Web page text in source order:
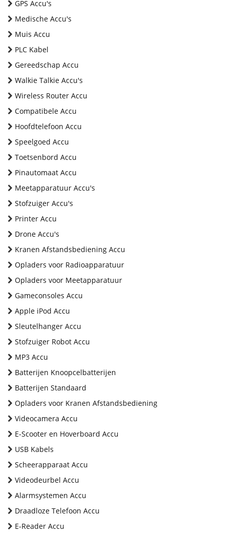
GPS Accu's
Medische Accu's
Muis Accu
PLC Kabel
Gereedschap Accu
Walkie Talkie Accu's
Wireless Router Accu
Compatibele Accu
Hoofdtelefoon Accu
Speelgoed Accu
Toetsenbord Accu
Pinautomaat Accu
Meetapparatuur Accu's
Stofzuiger Accu's
Printer Accu
Drone Accu's
Kranen Afstandsbediening Accu
Opladers voor Radioapparatuur
Opladers voor Meetapparatuur
Gameconsoles Accu
Apple iPod Accu
Sleutelhanger Accu
Stofzuiger Robot Accu
MP3 Accu
Batterijen Knoopcelbatterijen
Batterijen Standaard
Opladers voor Kranen Afstandsbediening
Videocamera Accu
E-Scooter en Hoverboard Accu
USB Kabels
Scheerapparaat Accu
Videodeurbel Accu
Alarmsystemen Accu
Draadloze Telefoon Accu
E-Reader Accu